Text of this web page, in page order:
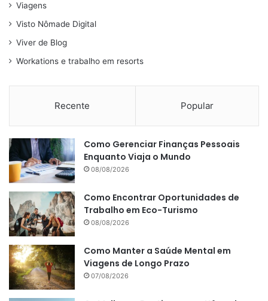
Viagens
Visto Nômade Digital
Viver de Blog
Workations e trabalho em resorts
Recente Popular
Como Gerenciar Finanças Pessoais
Enquanto Viaja o Mundo
08/08/2026
Como Encontrar Oportunidades de
Trabalho em Eco-Turismo
08/08/2026
Como Manter a Saúde Mental em
Viagens de Longo Prazo
07/08/2026